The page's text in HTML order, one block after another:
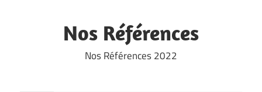
Nos Références
Nos Références 2022